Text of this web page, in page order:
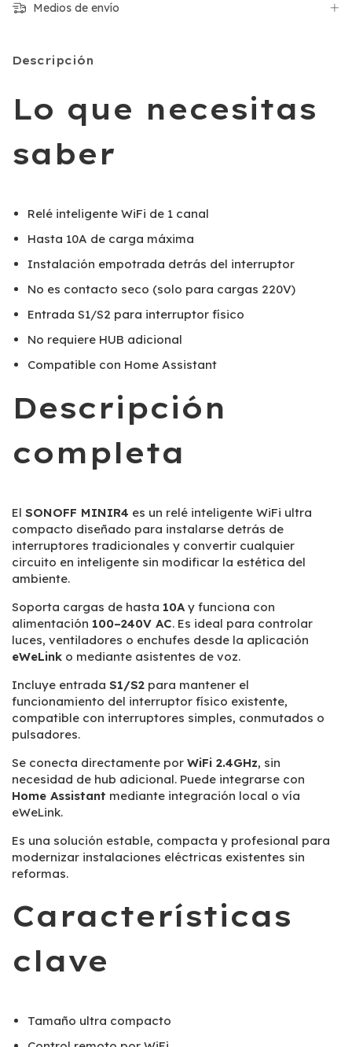
Medios de envío
Descripción
Lo que necesitas
saber
Relé inteligente WiFi de 1 canal
Hasta 10A de carga máxima
Instalación empotrada detrás del interruptor
No es contacto seco (solo para cargas 220V)
Entrada S1/S2 para interruptor físico
No requiere HUB adicional
Compatible con Home Assistant
Descripción
completa
El SONOFF MINIR4 es un relé inteligente WiFi ultra
compacto diseñado para instalarse detrás de
interruptores tradicionales y convertir cualquier
circuito en inteligente sin modificar la estética del
ambiente.
Soporta cargas de hasta 10A y funciona con
alimentación 100–240V AC. Es ideal para controlar
luces, ventiladores o enchufes desde la aplicación
eWeLink o mediante asistentes de voz.
Incluye entrada S1/S2 para mantener el
funcionamiento del interruptor físico existente,
compatible con interruptores simples, conmutados o
pulsadores.
Se conecta directamente por WiFi 2.4GHz, sin
necesidad de hub adicional. Puede integrarse con
Home Assistant mediante integración local o vía
eWeLink.
Es una solución estable, compacta y profesional para
modernizar instalaciones eléctricas existentes sin
reformas.
Características
clave
Tamaño ultra compacto